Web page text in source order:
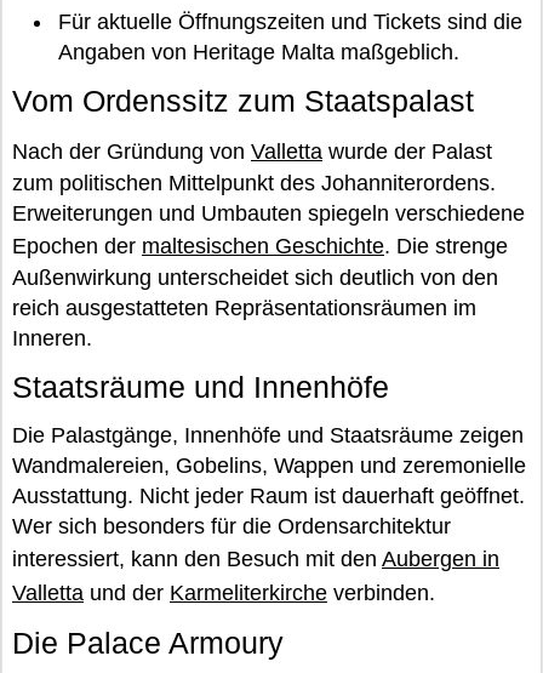
Für aktuelle Öffnungszeiten und Tickets sind die
Angaben von Heritage Malta maßgeblich.
Vom Ordenssitz zum Staatspalast
Nach der Gründung von Valletta wurde der Palast
zum politischen Mittelpunkt des Johanniterordens.
Erweiterungen und Umbauten spiegeln verschiedene
Epochen der maltesischen Geschichte. Die strenge
Außenwirkung unterscheidet sich deutlich von den
reich ausgestatteten Repräsentationsräumen im
Inneren.
Staatsräume und Innenhöfe
Die Palastgänge, Innenhöfe und Staatsräume zeigen
Wandmalereien, Gobelins, Wappen und zeremonielle
Ausstattung. Nicht jeder Raum ist dauerhaft geöffnet.
Wer sich besonders für die Ordensarchitektur
interessiert, kann den Besuch mit den Aubergen in
Valletta und der Karmeliterkirche verbinden.
Die Palace Armoury